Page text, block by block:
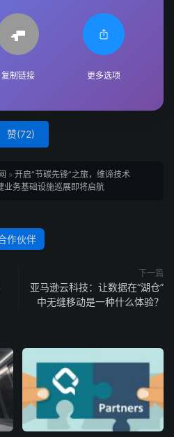
复制链接 更多选项
赞(72)
» 开启“节碳先锋”之旅，维谛技术
业务基础设施巡展即将启航
作伙伴
下一篇
亚马逊云科技：让数据在“湖仓”
中无缝移动是一种什么体验？